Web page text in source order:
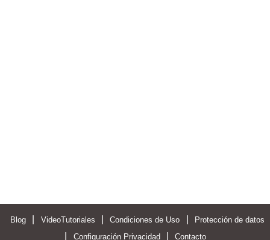
Blog VideoTutoriales Condiciones de Uso Protección de datos
Configuración Privacidad Contacto